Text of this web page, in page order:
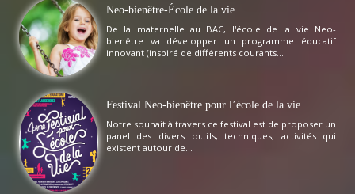
Neo-bienêtre-École de la vie
De la maternelle au BAC, l'école de la vie Neo-
bienêtre va développer un programme éducatif
innovant (inspiré de différents courants...
Festival Neo-bienêtre pour l’école de la vie
Notre souhait à travers ce festival est de proposer un
panel des divers outils, techniques, activités qui
existent autour de...